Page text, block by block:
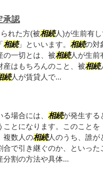
承認
れた方(被相続人)が生前有し
相続」といいます。 相続の対
の一切とは、被相続人が生前
産はもちろんのこと、被相続
続人が賃貸人で...
場合には、 相続が発生する
ことになります。このこと
複数人の相続人のうち、誰が
合で引き継ぐのか、といった
分割の方法や具体...